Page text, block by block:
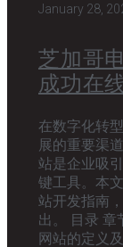
January 28,
芝加哥
成功在
在数字化转
展的重要渠
站是企业吸
键工具。本
站开发指南
出。 目录 章
网站的定义